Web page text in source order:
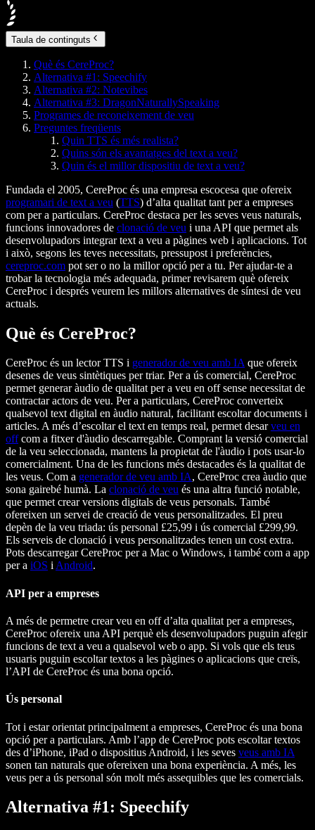
Taula de continguts
Què és CereProc?
Alternativa #1: Speechify
Alternativa #2: Notevibes
Alternativa #3: DragonNaturallySpeaking
Programes de reconeixement de veu
Preguntes freqüents
Quin TTS és més realista?
Quins són els avantatges del text a veu?
Quin és el millor dispositiu de text a veu?
Fundada el 2005, CereProc és una empresa escocesa que ofereix
programari de text a veu (TTS) d’alta qualitat tant per a empreses
com per a particulars. CereProc destaca per les seves veus naturals,
funcions innovadores de clonació de veu i una API que permet als
desenvolupadors integrar text a veu a pàgines web i aplicacions. Tot
i això, segons les teves necessitats, pressupost i preferències,
cereproc.com pot ser o no la millor opció per a tu. Per ajudar-te a
trobar la tecnologia més adequada, primer revisarem què ofereix
CereProc i després veurem les millors alternatives de síntesi de veu
actuals.
Què és CereProc?
CereProc és un lector TTS i generador de veu amb IAque ofereix
desenes de veus sintètiques per triar. Per a ús comercial, CereProc
permet generar àudio de qualitat per a veu en off sense necessitat de
contractar actors de veu. Per a particulars, CereProc converteix
qualsevol text digital en àudio natural, facilitant escoltar documents i
articles. A més d’escoltar el text en temps real, permet desarveu en
offcom a fitxer d'àudio descarregable. Comprant la versió comercial
de la veu seleccionada, mantens la propietat de l'àudio i pots usar-lo
comercialment. Una de les funcions més destacades és la qualitat de
les veus. Com a generador de veu amb IA, CereProc crea àudio que
sona gairebé humà. La clonació de veu és una altra funció notable,
que permet crear versions digitals de veus personals. També
ofereixen un servei de creació de veus personalitzades. El preu
depèn de la veu triada: ús personal £25,99 i ús comercial £299,99.
Els serveis de clonació i veus personalitzades tenen un cost extra.
Pots descarregar CereProc per a Mac o Windows, i també com a app
per a iOS iAndroid.
API per a empreses
A més de permetre crear veu en off d’alta qualitat per a empreses,
CereProc ofereix una API perquè els desenvolupadors puguin afegir
funcions de text a veu a qualsevol web o app. Si vols que els teus
usuaris puguin escoltar textos a les pàgines o aplicacions que creïs,
l’API de CereProc és una bona opció.
Ús personal
Tot i estar orientat principalment a empreses, CereProc és una bona
opció per a particulars. Amb l’app de CereProc pots escoltar textos
des d’iPhone, iPad o dispositius Android, i les seves veus amb IA
sonen tan naturals que ofereixen una bona experiència. A més, les
veus per a ús personal són molt més assequibles que les comercials.
Alternativa #1: Speechify